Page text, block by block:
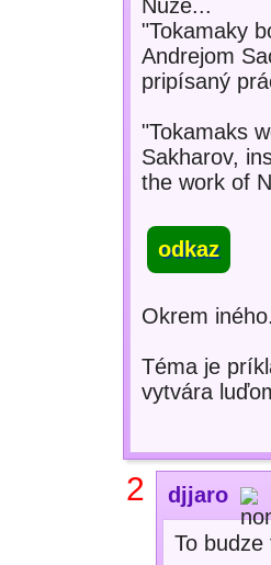
Nuže...
"Tokamaky
Andrejom
pripísaný
"Tokamaks
Sakharov,
the work of
odkaz
Okrem iného.
Téma je
vytvára
2 djjaro
To